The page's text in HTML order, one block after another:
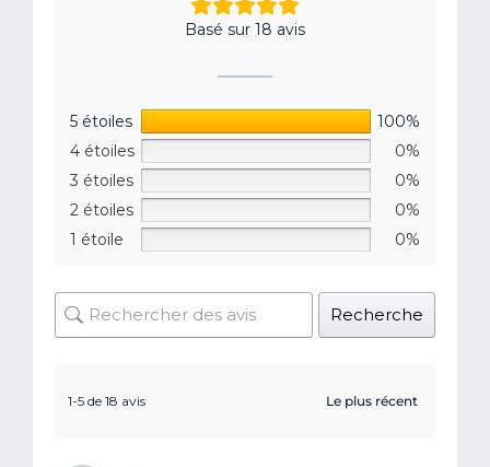
Basé sur 18 avis
5 étoiles
100%
4 étoiles
0%
3 étoiles
0%
2 étoiles
0%
1 étoile
0%
Recherche
1-5 de 18 avis